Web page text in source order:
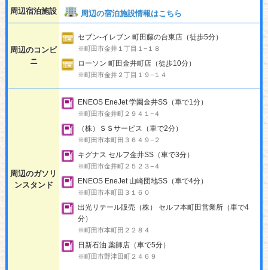
周辺宿泊施設 周辺の宿泊施設情報はこちら
周辺のコンビ
ニ
セブン-イレブン 町田藤の台東店（徒歩5分）
※町田市金井１丁目１−１８
ローソン 町田金井町店（徒歩10分）
※町田市金井２丁目１９−１４
周辺のガソリ
ンスタンド
ENEOS EneJet 学園金井SS（車で1分）
※町田市金井町２９４１−４
（株）ＳＳサービス（車で2分）
※町田市本町田３６４９−２
キグナス セルフ金井SS（車で3分）
※町田市金井町２５２３−４
ENEOS EneJet 山崎団地SS（車で4分）
※町田市本町田３１６０
出光リテール販売（株） セルフ本町田営業所（車で4
分）
※町田市本町田２２８４
日新石油 薬師店（車で5分）
※町田市野津田町２４６９